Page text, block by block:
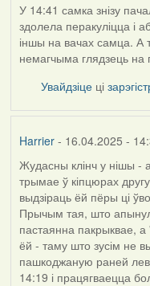
У 14:41 самка знізу
здолела перакуліцца і
іншы на вачах самца. А
немагчыма глядзець на
Увайдзіце ці
Harrier- 16.04.2025 -
Жудасны клінч у нішы -
трымае ў кіпцюрах
выдзіраць ёй пёры ці
Прычым тая, што
пастаянна пакрыквае,
ёй - таму што зусім не
пашкоджаную раней
14:19 і працягваецца